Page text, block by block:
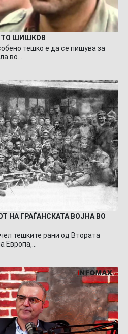
ШИШКОВ
тешко е да се пишува за
во…
НА ГРАЃАНСКАТА ВОЈНА ВО
тешките рани од Втората
Европа,…